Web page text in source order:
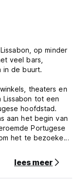
op minder
veel bars,
in de buurt.
theaters en
Lissabon tot een
hoofdstad.
aan het begin van
Portugese
het te bezoeken,
de stad en staat
het oude centrum
Bairro Alto en
lees meer